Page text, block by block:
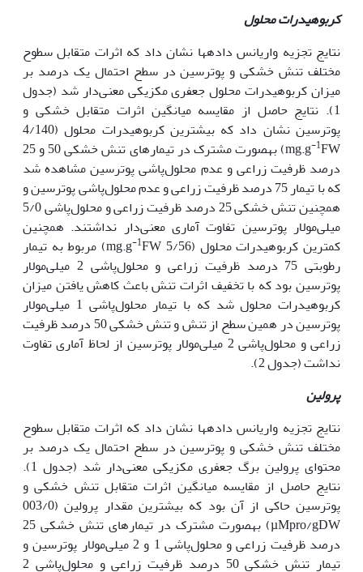
کربوهیدرات محلول
نتایج تجزیه واریانس داده‏ها نشان داد که اثرات متقابل سطوح
مختلف تنش خشکی و پوترسین در سطح احتمال یک درصد بر
میزان کربوهیدرات محلول جعفری مکزیکی معنی‌دار شد (جدول
1). نتایج حاصل از مقایسه میانگین اثرات متقابل خشکی و
پوترسین نشان داد که بیش‏ترین کربوهیدرات محلول (4/140
mg.g-1
FW) به‏صورت مشترک در تیمارهای تنش خشکی 50 و 25
درصد ظرفیت زراعی و عدم محلول‌پاشی پوترسین مشاهده شد
که با تیمار 75 درصد ظرفیت زراعی و عدم محلول‌پاشی پوترسین و
هم‏چنین تنش خشکی 25 درصد ظرفیت زراعی و محلول‌پاشی 5/0
میلی‌مولار پوترسین تفاوت آماری معنی‌دار نداشتند. هم‏چنین
کم‏ترین کربوهیدرات محلول (5/56 mg.g
-1
FW) مربوط به تیمار
رطوبتی 75 درصد ظرفیت زراعی و محلول‌پاشی 2 میلی‌مولار
پوترسین بود که با تخفیف اثرات تنش باعث کاهش یافتن میزان
کربوهیدرات محلول شد که با تیمار محلول‌پاشی 1 میلی‌مولار
پوترسین در همین سطح از تنش و تنش خشکی 50 درصد ظرفیت
زراعی و محلول‌پاشی 2 میلی‌مولار پوترسین از لحاظ آماری تفاوت
نداشت (جدول 2).
پرولین
نتایج تجزیه واریانس داده‏ها نشان داد که اثرات متقابل سطوح
مختلف تنش خشکی و پوترسین در سطح احتمال یک درصد بر
محتوای پرولین برگ جعفری مکزیکی معنی‌دار شد (جدول 1).
نتایج حاصل از مقایسه میانگین اثرات متقابل تنش خشکی و
پوترسین حاکی از آن بود که بیش‏ترین مقدار پرولین (003/0
µMpro/gDW) به‏صورت مشترک در تیمارهای تنش خشکی 25
درصد ظرفیت زراعی و محلول‌پاشی 1 و 2 میلی‌مولار پوترسین و
تیمار تنش خشکی 50 درصد ظرفیت زراعی و محلول‌پاشی 2